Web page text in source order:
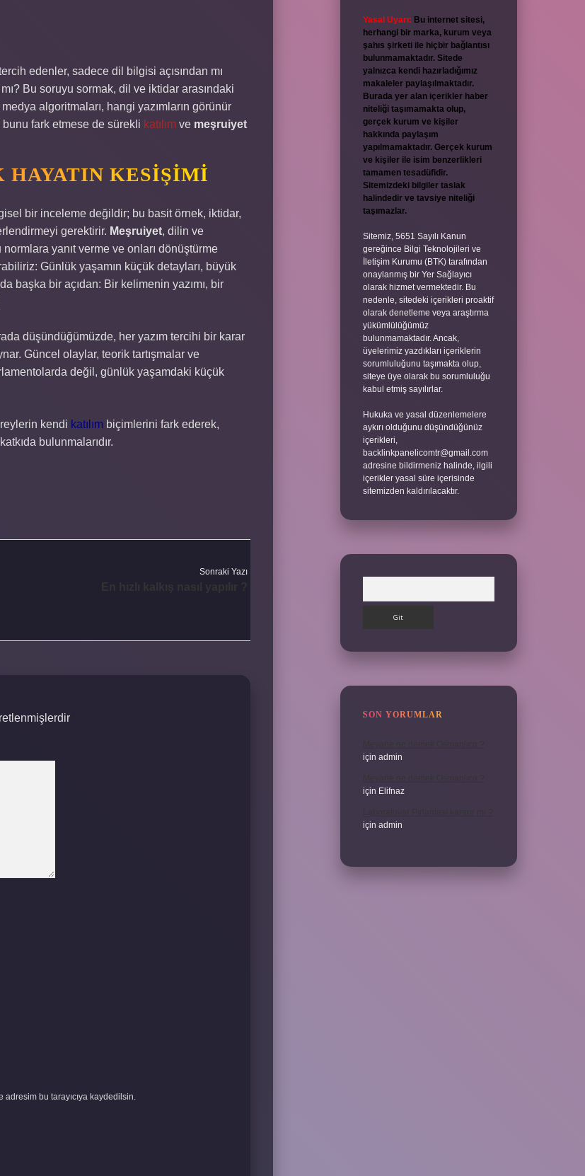
edenler, sadece dil bilgisi açısından mı
Bu soruyu sormak, dil ve iktidar arasındaki
algoritmaları, hangi yazımların görünür
bunu fark etmese de sürekli katılım ve meşruiyet
HAYATIN KESIŞIMI
bir inceleme değildir; bu basit örnek, iktidar,
gerektirir. Meşruiyet, dilin ve
normlara yanıt verme ve onları dönüştürme
Günlük yaşamın küçük detayları, büyük
başka bir açıdan: Bir kelimenin yazımı, bir
düşündüğümüzde, her yazım tercihi bir karar
Güncel olaylar, teorik tartışmalar ve
değil, günlük yaşamdaki küçük
kendi katılım biçimlerini fark ederek,
bulunmalarıdır.
Sonraki Yazı
adresim bu tarayıcıya kaydedilsin.
Yasal Uyarı: Bu internet sitesi,
herhangi bir marka, kurum veya
şahıs şirketi ile hiçbir bağlantısı
bulunmamaktadır. Sitede
yalnızca kendi hazırladığımız
makaleler paylaşılmaktadır.
Burada yer alan içerikler haber
niteliği taşımamakta olup,
gerçek kurum ve kişiler
hakkında paylaşım
yapılmamaktadır. Gerçek kurum
ve kişiler ile isim benzerlikleri
tamamen tesadüfidir.
Sitemizdeki bilgiler taslak
halindedir ve tavsiye niteliği
taşımazlar.
Sitemiz, 5651 Sayılı Kanun
gereğince Bilgi Teknolojileri ve
İletişim Kurumu (BTK) tarafından
onaylanmış bir Yer Sağlayıcı
olarak hizmet vermektedir. Bu
nedenle, sitedeki içerikleri proaktif
olarak denetleme veya araştırma
yükümlülüğümüz
bulunmamaktadır. Ancak,
üyelerimiz yazdıkları içeriklerin
sorumluluğunu taşımakta olup,
siteye üye olarak bu sorumluluğu
kabul etmiş sayılırlar.
Hukuka ve yasal düzenlemelere
aykırı olduğunu düşündüğünüz
içerikleri,
backlinkpanelicomtr@gmail.com
adresine bildirmeniz halinde, ilgili
içerikler yasal süre içerisinde
sitemizden kaldırılacaktır.
SON YORUMLAR
için admin
için Elifnaz
Laboratuvar Pırlantası kararır mı ?
için admin